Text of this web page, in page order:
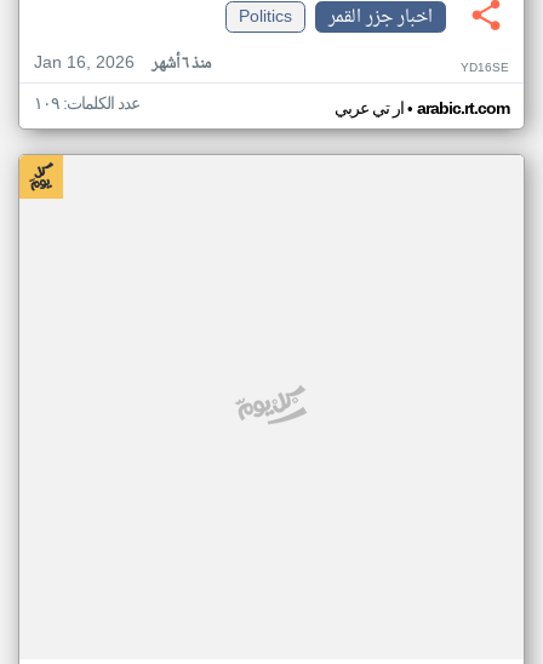
اخبار جزر القمر
Politics
Jan 16, 2026
منذ ٦ أشهر YD16SE
ار تي عربي• arabic.rt.com عدد الكلمات: ١٠٩